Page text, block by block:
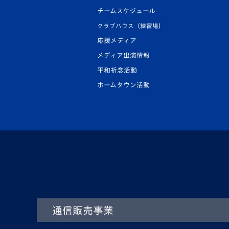
チームスケジュール
クラブハウス（練習場）
応援メディア
メディア出演情報
平和祈念活動
ホームタウン活動
通信販売事業